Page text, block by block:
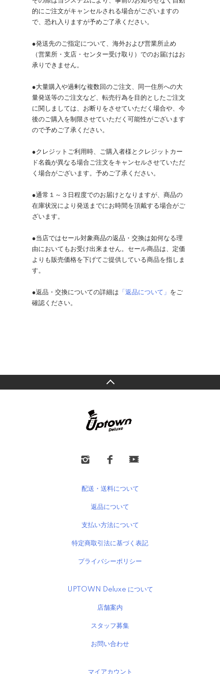
的にご注文がキャンセルされる場合がございますの
で、恐れ入りますが予めご了承ください。
●発送先のご指定について、海外および営業所止め
（営業所・支店・センター受け取り）でのお届けはお
承りできません。
●大量購入や過剰な複数回のご注文、同一住所への大
量発送等のご注文など、転売行為を目的としたご注文
に関しましては、お断りをさせていただく場合や、今
後のご購入を制限させていただく可能性がございます
ので予めご了承ください。
●クレジットご利用時、ご購入者様とクレジットカー
ド名義が異なる場合ご注文をキャンセルさせていただ
く場合がございます。予めご了承ください。
●通常１～３日程度でのお届けとなりますが、商品の
在庫状況により発送までにお時間を頂戴する場合がご
ざいます。
●当店ではセール対象商品の返品・交換は如何なる理
由においてもお受け出来ません。セール商品は、定価
よりも販売価格を下げてご提供している商品を指しま
す。
●返品・交換についての詳細は 「返品について」 をご
確認ください。
配送・送料について
返品について
支払い方法について
特定商取引法に基づく表記
プライバシーポリシー
UPTOWN Deluxe について
店舗案内
スタッフ募集
お問い合わせ
マイアカウント